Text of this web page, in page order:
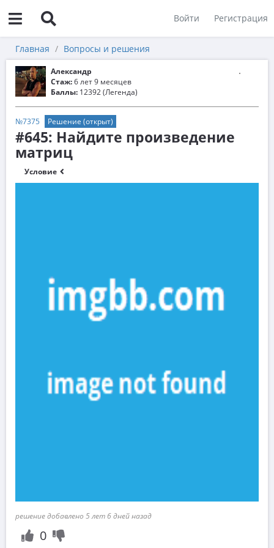
Войти Регистрация
Главная Вопросы и решения
Александр
Стаж:6 лет 9 месяцев
Баллы: 12392 (Легенда)
№7375 Решение (открыт)
#645: Найдите произведение
матриц
Условие
решение добавлено 5 лет 6 дней назад
0